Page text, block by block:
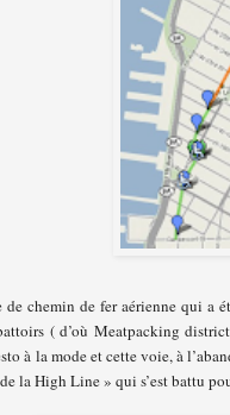
chemin de fer aérienne qui a
( d’où Meatpacking
à la mode et cette voie, à
la High Line » qui s’est battu